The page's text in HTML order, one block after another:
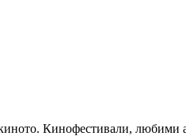
Кинофестивали,